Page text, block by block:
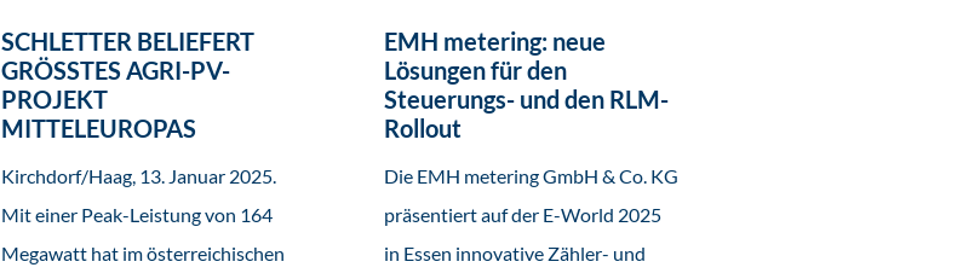
SCHLETTER BELIEFERT
GRÖSSTES AGRI-PV-
PROJEKT
MITTELEUROPAS
Kirchdorf/Haag, 13. Januar 2025.
Mit einer Peak-Leistung von 164
Megawatt hat im österreichischen
EMH metering: neue
Lösungen für den
Steuerungs- und den RLM-
Rollout
Die EMH metering GmbH & Co. KG
präsentiert auf der E-World 2025
in Essen innovative Zähler- und